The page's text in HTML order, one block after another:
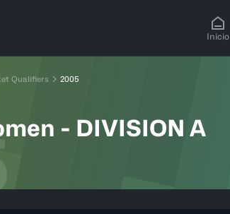
Inicio
Qualifiers 2005
- DIVISION A